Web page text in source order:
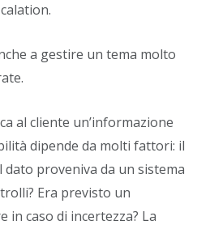
a gestire un tema molto
al cliente un’informazione
dipende da molti fattori: il
proveniva da un sistema
Era previsto un
in caso di incertezza? La